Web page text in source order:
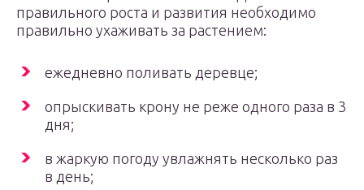
правильного роста и развития необходимо
правильно ухаживать за растением:
ежедневно поливать деревце;
опрыскивать крону не реже одного раза в 3
дня;
в жаркую погоду увлажнять несколько раз
в день;